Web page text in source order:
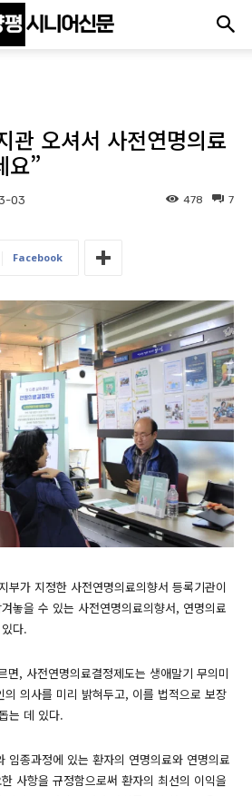
관 오셔서 사전연명의료
요”
03 7
478
Facebook
부가 지정한 사전연명의료의향서 등록기관이
놓을 수 있는 사전연명의료의향서, 연명의료
다.
면, 사전연명의료결정제도는 생애말기 무의미
의사를 미리 밝혀두고, 이를 법적으로 보장
는 데 있다.
임종과정에 있는 환자의 연명의료와 연명의료
사항을 규정함으로써 환자의 최선의 이익을